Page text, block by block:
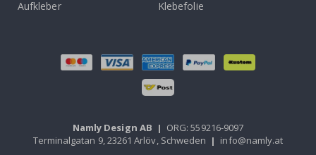
Aufkleber
Klebefolie
Namly Design AB | ORG: 559216-9097
Terminalgatan 9, 23261 Arlöv, Schweden | info@namly.at